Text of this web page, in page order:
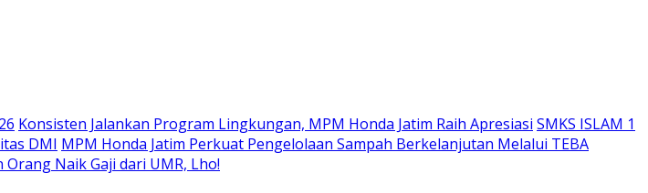
Konsisten Jalankan Program Lingkungan, MPM Honda Jatim Raih Apresiasi SMKS ISLAM 1
DMI MPM Honda Jatim Perkuat Pengelolaan Sampah Berkelanjutan Melalui TEBA
Naik Gaji dari UMR, Lho!